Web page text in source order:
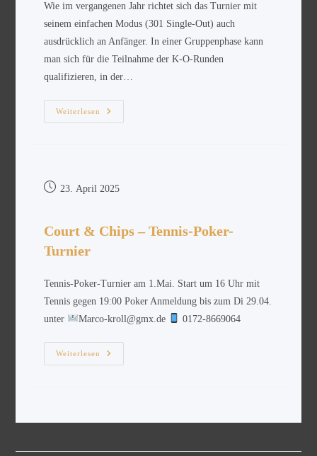
Wie im vergangenen Jahr richtet sich das Turnier mit
seinem einfachen Modus (301 Single-Out) auch
ausdrücklich an Anfänger. In einer Gruppenphase kann
man sich für die Teilnahme der K-O-Runden
qualifizieren, in der…
Weiterlesen
23. April 2025
Court & Chips – Tennis-Poker-
Turnier
Tennis-Poker-Turnier am 1.Mai. Start um 16 Uhr mit
Tennis gegen 19:00 Poker Anmeldung bis zum Di 29.04.
unter
Marco-kroll@gmx.de 0172-8669064
Weiterlesen